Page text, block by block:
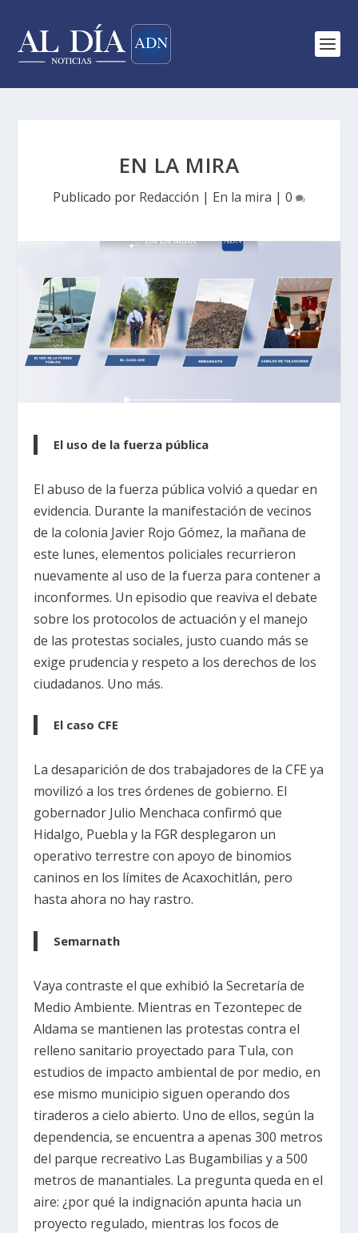
EN LA MIRA
Publicado por Redacción | En la mira | 0
El uso de la fuerza pública
El abuso de la fuerza pública volvió a quedar en
evidencia. Durante la manifestación de vecinos
de la colonia Javier Rojo Gómez, la mañana de
este lunes, elementos policiales recurrieron
nuevamente al uso de la fuerza para contener a
inconformes. Un episodio que reaviva el debate
sobre los protocolos de actuación y el manejo
de las protestas sociales, justo cuando más se
exige prudencia y respeto a los derechos de los
ciudadanos. Uno más.
El caso CFE
La desaparición de dos trabajadores de la CFE ya
movilizó a los tres órdenes de gobierno. El
gobernador Julio Menchaca confirmó que
Hidalgo, Puebla y la FGR desplegaron un
operativo terrestre con apoyo de binomios
caninos en los límites de Acaxochitlán, pero
hasta ahora no hay rastro.
Semarnath
Vaya contraste el que exhibió la Secretaría de
Medio Ambiente. Mientras en Tezontepec de
Aldama se mantienen las protestas contra el
relleno sanitario proyectado para Tula, con
estudios de impacto ambiental de por medio, en
ese mismo municipio siguen operando dos
tiraderos a cielo abierto. Uno de ellos, según la
dependencia, se encuentra a apenas 300 metros
del parque recreativo Las Bugambilias y a 500
metros de manantiales. La pregunta queda en el
aire: ¿por qué la indignación apunta hacia un
proyecto regulado, mientras los focos de